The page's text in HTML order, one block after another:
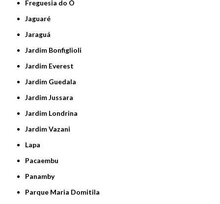
Freguesia do Ó
Jaguaré
Jaraguá
Jardim Bonfiglioli
Jardim Everest
Jardim Guedala
Jardim Jussara
Jardim Londrina
Jardim Vazani
Lapa
Pacaembu
Panamby
Parque Maria Domitila